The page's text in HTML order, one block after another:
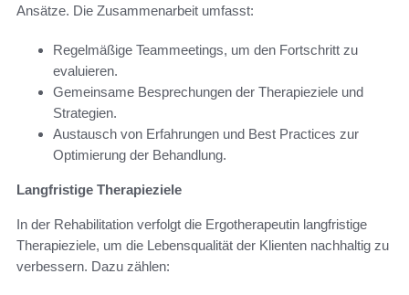
Ansätze. Die Zusammenarbeit umfasst:
Regelmäßige Teammeetings, um den Fortschritt zu
evaluieren.
Gemeinsame Besprechungen der Therapieziele und
Strategien.
Austausch von Erfahrungen und Best Practices zur
Optimierung der Behandlung.
Langfristige Therapieziele
In der Rehabilitation verfolgt die Ergotherapeutin langfristige
Therapieziele, um die Lebensqualität der Klienten nachhaltig zu
verbessern. Dazu zählen: